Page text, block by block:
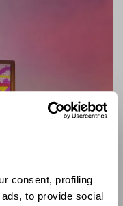
consent, profiling
to provide social